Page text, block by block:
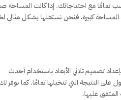
تمامًا مع احتياجاتك. إذا كانت المساحة
المساحة كبيرة، فنحن نستغلها بشكل مثالي
تصميم ثلاثي الأبعاد باستخدام أحدث
النتيجة التي تتخيلها تمامًا. كما نوفر
المتفق عليها.